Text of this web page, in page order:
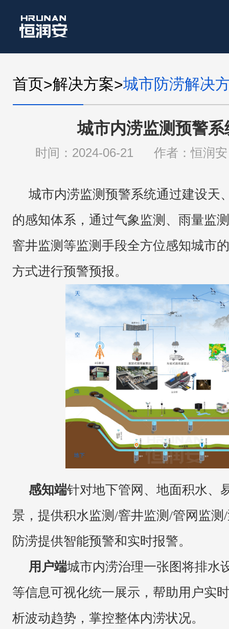
首页>解决方案>城市防涝解决
城市内涝监测预警
时间：2024-06-21 作者：恒润安
城市内涝监测预警系统通过建设天
的感知体系，通过气象监测、雨量监
窨井监测等监测手段全方位感知城市
方式进行预警预报。
感知端针对地下管网、地面积水、
景，提供积水监测 /窨井监测/管网监测
防涝提供智能预警和实时报警。
用户端城市内涝治理一张图将排水
等信息可视化统一展示，帮助用户实
析波动趋势，掌控整体内涝状况。